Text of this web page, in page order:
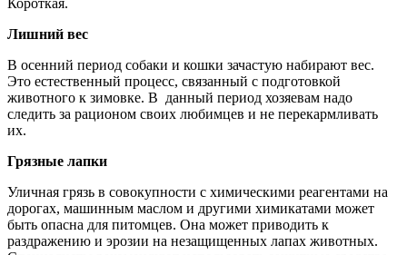
Короткая.
Лишний вес
В осенний период собаки и кошки зачастую набирают вес.
Это естественный процесс, связанный с подготовкой
животного к зимовке. В данный период хозяевам надо
следить за рационом своих любимцев и не перекармливать
их.
Грязные лапки
Уличная грязь в совокупности с химическими реагентами на
дорогах, машинным маслом и другими химикатами может
быть опасна для питомцев. Она может приводить к
раздражению и эрозии на незащищенных лапах животных.